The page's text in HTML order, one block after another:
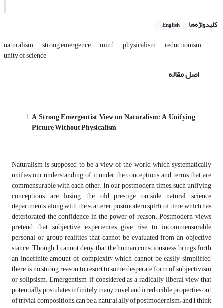
کلیدواژه‌ها English
naturalism strong emergence mind physicalism reductionism
unity of science
اصل مقاله
A Strong Emergentist View on Naturalism: A Unifying
Picture Without Physicalism
Naturalism is supposed to be a view of the world which systematically
unifies our understanding of it under the conceptions and terms that are
commensurable with each other. In our postmodern times, such unifying
conceptions are losing the old prestige outside natural science
departments, along with the scattered postmodern spirit of time which has
deteriorated the confidence in the power of reason. Postmodern views
pretend that subjective experiences give rise to incommensurable
personal or group realities that cannot be evaluated from an objective
stance. Though I cannot deny that the human consciousness brings forth
an indefinite amount of complexity which cannot be easily simplified,
there is no strong reason to resort to some desperate form of subjectivism
or solipsism. Emergentism, if considered as a radically liberal view that
potentially postulates infinitely many novel and irreducible properties out
of trivial compositions, can be a natural ally of postmodernism; and I think